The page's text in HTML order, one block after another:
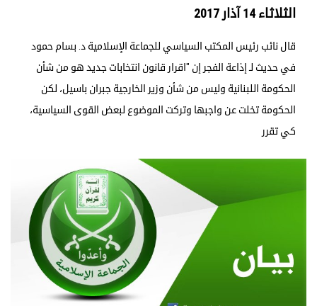
الثلاثاء 14 آذار 2017
قال نائب رئيس المكتب السياسي للجماعة الإسلامية د. بسام حمود
في حديث لـ إذاعة الفجر إن "اقرار قانون انتخابات جديد هو من شأن
الحكومة اللبنانية وليس من شأن وزير الخارجية جبران باسيل، لكن
الحكومة تخلت عن واجبها وتركت الموضوع لبعض القوى السياسية،
كي تقرر